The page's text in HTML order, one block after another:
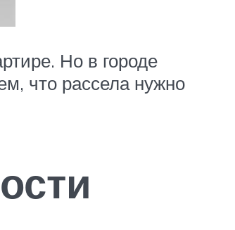
Но в городе
что рассела нужно